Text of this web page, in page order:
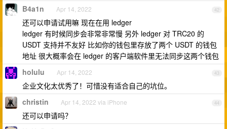
42
B4a1n Apr 14, 2022
还可以申请试用嘛 现在在用 ledger
ledger 有时候同步会非常非常慢 另外 ledger 对 TRC20 的
USDT 支持并不友好 比如你的钱包里存放了两个 USDT 的钱包
地址 很大概率会在 ledger 的客户端软件里无法同步这两个钱包
43
holulu Apr 14, 2022
企业文化太优秀了！可惜没有适合自己的坑位。
44
christin Apr 14, 2022 via iPhone
还可以申请吗？